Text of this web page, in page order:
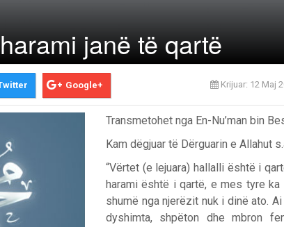
janë të qartë
Google+ Krijuar: 12 Maj
Transmetohet nga En-Nu’man bin
Kam dëgjuar të Dërguarin e Allahut
“Vërtet (e lejuara) hallalli është i
harami është i qartë, e mes tyre
shumë nga njerëzit nuk i dinë ato.
dyshimta, shpëton dhe mbron